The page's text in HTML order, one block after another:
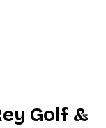
Golf &